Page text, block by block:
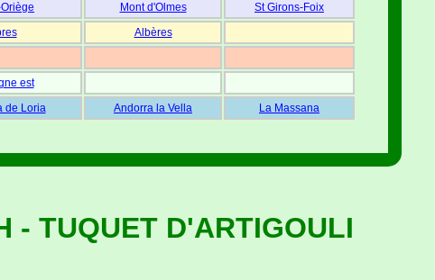
Mont d'Olmes
St Girons-Foix
Albères
est
de Loria Andorra la Vella La Massana
- TUQUET D'ARTIGOULI